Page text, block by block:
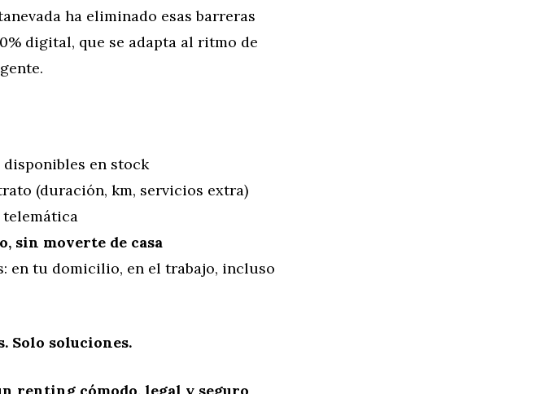
ha eliminado esas barreras
digital, que se adapta al ritmo de
en stock
(duración, km, servicios extra)
sin moverte de casa
en tu domicilio, en el trabajo, incluso
Solo soluciones.
renting cómodo, legal y seguro